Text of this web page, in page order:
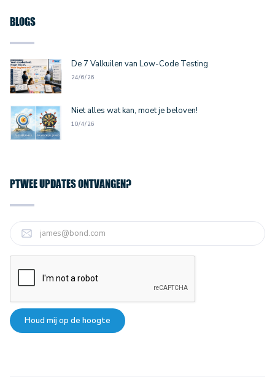
BLOGS
De 7 Valkuilen van Low-Code Testing
24/6/26
Niet alles wat kan, moet je beloven!
10/4/26
PTWEE UPDATES ONTVANGEN?